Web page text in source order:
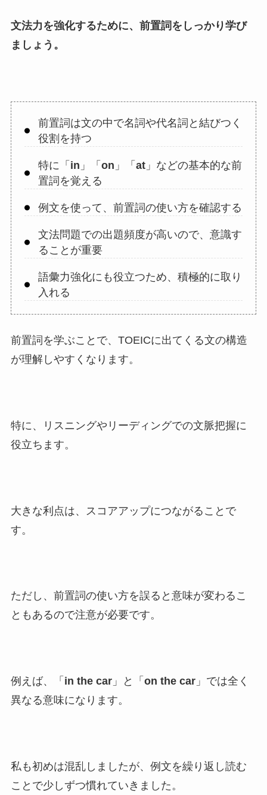
文法力を強化するために、前置詞をしっかり学び
ましょう。
前置詞は文の中で名詞や代名詞と結びつく
役割を持つ
特に「 in 」「 on 」「 at」などの基本的な前
置詞を覚える
例文を使って、前置詞の使い方を確認する
文法問題での出題頻度が高いので、意識す
ることが重要
語彙力強化にも役立つため、積極的に取り
入れる
前置詞を学ぶことで、TOEICに出てくる文の構造
が理解しやすくなります。
特に、リスニングやリーディングでの文脈把握に
役立ちます。
大きな利点は、スコアアップにつながることで
す。
ただし、前置詞の使い方を誤ると意味が変わるこ
ともあるので注意が必要です。
例えば、「 in the car」と「 on the car」では全く
異なる意味になります。
私も初めは混乱しましたが、例文を繰り返し読む
ことで少しずつ慣れていきました。